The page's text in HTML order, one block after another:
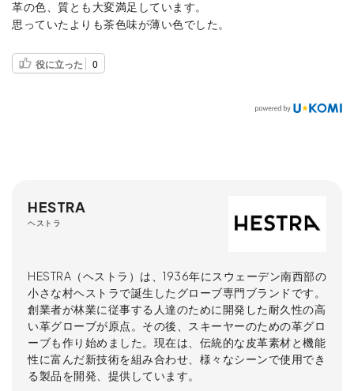
革の色、質とも大変満足しています。
思っていたよりも茶色味が薄い色でした。
役に立った 0
HESTRA
ヘストラ
HESTRA（ヘストラ）は、1936年にスウェーデン南西部の
小さな村ヘストラで誕生したグローブ専門ブランドです。
創業者が林業に従事する人達のために開発した耐久性の高
い革グローブが原点。その後、スキーヤーのための革グロ
ーブも作り始めました。現在は、伝統的な皮革素材と機能
性に富んだ新技術を組み合わせ、様々なシーンで使用でき
る製品を開発、提供しています。